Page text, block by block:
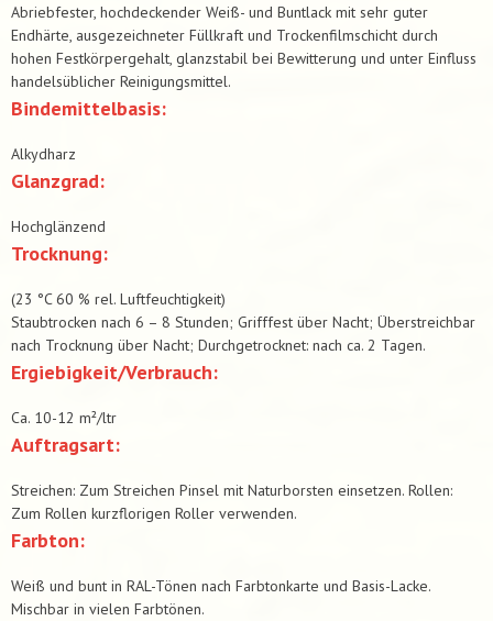
Abriebfester, hochdeckender Weiß- und Buntlack mit sehr guter
Endhärte, ausgezeichneter Füllkraft und Trockenfilmschicht durch
hohen Festkörpergehalt, glanzstabil bei Bewitterung und unter Einfluss
handelsüblicher Reinigungsmittel.
Bindemittelbasis:
Alkydharz
Glanzgrad:
Hochglänzend
Trocknung:
(23 °C 60 % rel. Luftfeuchtigkeit)
Staubtrocken nach 6 – 8 Stunden; Grifffest über Nacht; Überstreichbar
nach Trocknung über Nacht; Durchgetrocknet: nach ca. 2 Tagen.
Ergiebigkeit/Verbrauch:
Ca. 10-12 m²/ltr
Auftragsart:
Streichen: Zum Streichen Pinsel mit Naturborsten einsetzen. Rollen:
Zum Rollen kurzflorigen Roller verwenden.
Farbton:
Weiß und bunt in RAL-Tönen nach Farbtonkarte und Basis-Lacke.
Mischbar in vielen Farbtönen.